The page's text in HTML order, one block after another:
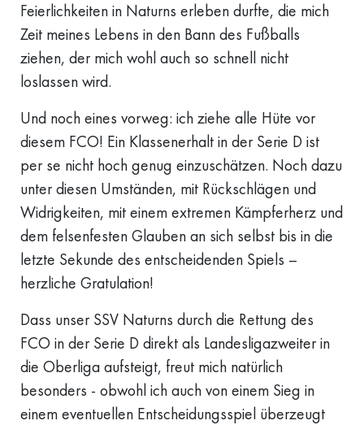
Feierlichkeiten in Naturns erleben durfte, die mich
Zeit meines Lebens in den Bann des Fußballs
ziehen, der mich wohl auch so schnell nicht
loslassen wird.
Und noch eines vorweg: ich ziehe alle Hüte vor
diesem FCO! Ein Klassenerhalt in der Serie D ist
per se nicht hoch genug einzuschätzen. Noch dazu
unter diesen Umständen, mit Rückschlägen und
Widrigkeiten, mit einem extremen Kämpferherz und
dem felsenfesten Glauben an sich selbst bis in die
letzte Sekunde des entscheidenden Spiels –
herzliche Gratulation!
Dass unser SSV Naturns durch die Rettung des
FCO in der Serie D direkt als Landesligazweiter in
die Oberliga aufsteigt, freut mich natürlich
besonders - obwohl ich auch von einem Sieg in
einem eventuellen Entscheidungsspiel überzeugt